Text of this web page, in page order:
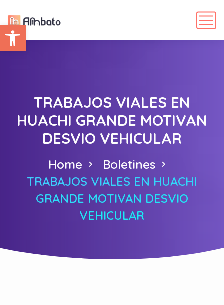
Abrir barra de herramientas
TRABAJOS VIALES EN
HUACHI GRANDE MOTIVAN
DESVIO VEHICULAR
Home
Boletines
TRABAJOS VIALES EN HUACHI
GRANDE MOTIVAN DESVIO
VEHICULAR